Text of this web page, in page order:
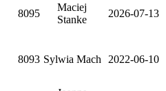
8095
Maciej
Stanke
2026-07-13
8093 Sylwia Mach 2022-06-10